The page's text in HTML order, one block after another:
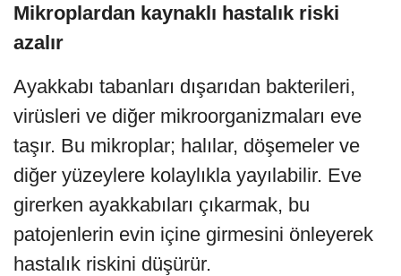
Mikroplardan kaynaklı hastalık riski
azalır
Ayakkabı tabanları dışarıdan bakterileri,
virüsleri ve diğer mikroorganizmaları eve
taşır. Bu mikroplar; halılar, döşemeler ve
diğer yüzeylere kolaylıkla yayılabilir. Eve
girerken ayakkabıları çıkarmak, bu
patojenlerin evin içine girmesini önleyerek
hastalık riskini düşürür.